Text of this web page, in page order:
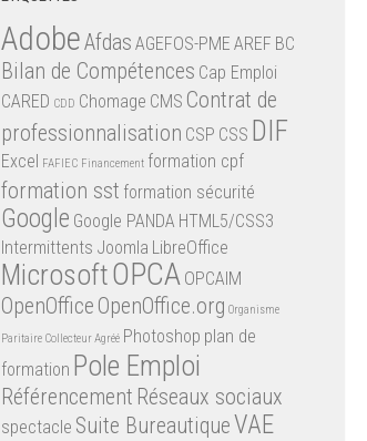
AdobeAfdas AGEFOS-PME AREF BC
Bilan de Compétences Cap Emploi
CARED CDD Chomage CMS Contrat de
professionnalisation CSP CSS DIF
Excel FAFIEC Financement formation cpf
formation sst formation sécurité
Google Google PANDA HTML5/CSS3
Intermittents Joomla LibreOffice
MicrosoftOPCA OPCAIM
OpenOffice OpenOffice.org Organisme
Paritaire Collecteur Agréé Photoshop plan de
formation Pole Emploi
Référencement Réseaux sociaux
spectacle Suite BureautiqueVAE